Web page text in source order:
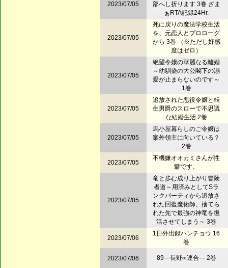
2023/07/05
部へし折ります 3巻 ざま
ぁRTA記録24Hr.
2023/07/05
死に戻りの魔法学校生活
を、元恋人とプロローグ
から 3巻 （※ただし好感
度はゼロ）
2023/07/05
絶望令嬢の華麗なる離婚
～幼馴染の大公閣下の溺
愛が止まらないのです～
1巻
2023/07/05
追放された悪役令嬢と転
生男爵のスローで不思議
な結婚生活 2巻
2023/07/05
馬小屋暮らしのご令嬢は
案外領主に向いている？
2巻
2023/07/05
不機嫌オオカミさんが性
癖です。
2023/07/05
竜と歩む成り上がり冒険
者道～用済みとしてSラ
ンクパーティから追放さ
れた回復魔術師、捨てら
れた先で最強の神竜を復
活させてしまう～ 3巻
2023/07/06
1日外出録ハンチョウ 16
巻
2023/07/06 89―長野∞連合― 2巻